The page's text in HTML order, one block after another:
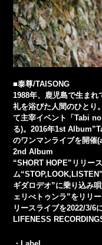
■泰尊/TAISONG
1988年、鹿児島で生ま
礼を浴びた人間のひとり
て主宰イベント「Tabi
る)。2016年1st
のワンマンライブを開催
2nd Album
“SHORT HOPE”リリー
ム
ギダロデオ”に乗り込み
ェリべトゥンラ”をリリ
リースライブを2022/3/6
LIFENESS